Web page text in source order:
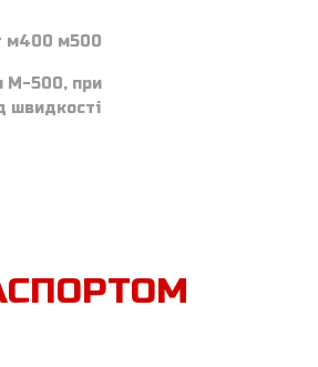
м400 м500
М-500, при
швидкості